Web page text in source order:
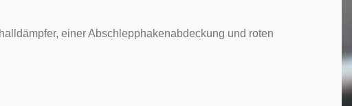
einer Abschlepphakenabdeckung und roten